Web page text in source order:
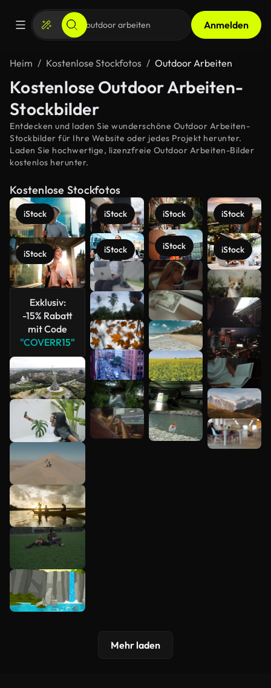
Anmelden
Heim Kostenlose Stockfotos Outdoor Arbeiten
Kostenlose Outdoor Arbeiten-
Stockbilder
Entdecken und laden Sie wunderschöne Outdoor Arbeiten-
Stockbilder für Ihre Website oder jedes Projekt herunter.
Laden Sie hochwertige, lizenzfreie Outdoor Arbeiten-Bilder
kostenlos herunter.
Kostenlose Stockfotos
iStock
iStock
Exklusiv:
-15% Rabatt
mit Code
"COVERR15"
iStock
iStock
iStock
iStock
iStock
iStock
Mehr
anzeigen
Mehr laden